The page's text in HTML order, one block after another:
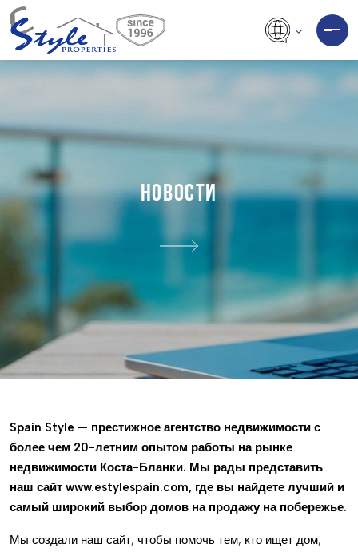
НОВОСТИ
Spain Style — престижное агентство недвижимости с
более чем 20-летним опытом работы на рынке
недвижимости Коста-Бланки. Мы рады представить
наш сайт www.estylespain.com, где вы найдете лучший и
самый широкий выбор домов на продажу на побережье.
Мы создали наш сайт, чтобы помочь тем, кто ищет дом,